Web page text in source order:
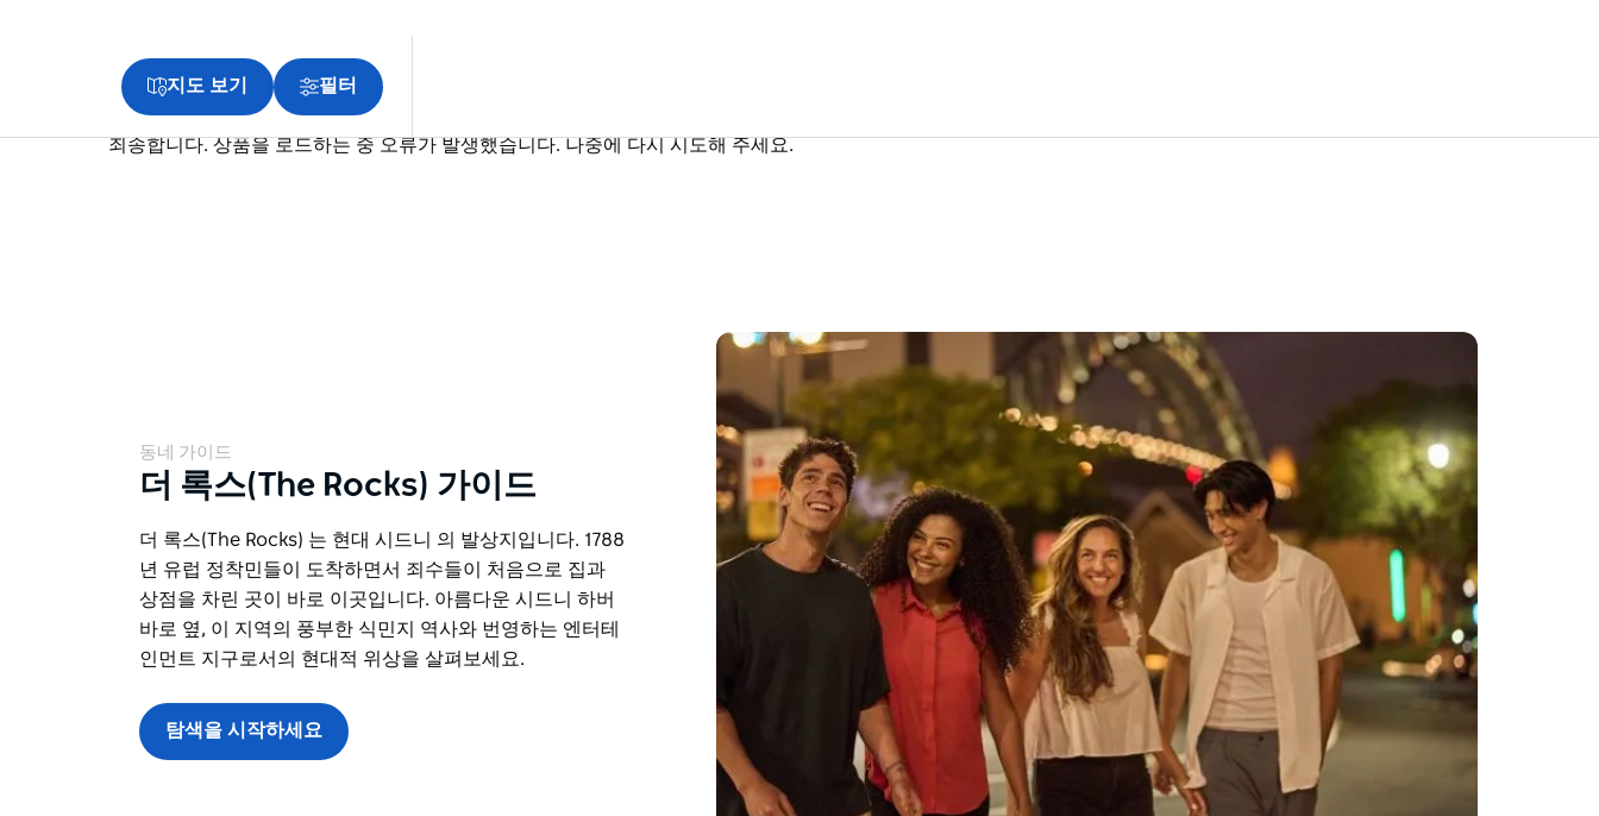
지도 보기 필터
죄송합니다. 상품을 로드하는 중 오류가 발생했습니다. 나중에 다시 시도해 주세요.
동네 가이드
더 록스(The Rocks) 가이드
더 록스(The Rocks) 는 현대 시드니 의 발상지입니다. 1788
년 유럽 정착민들이 도착하면서 죄수들이 처음으로 집과
상점을 차린 곳이 바로 이곳입니다. 아름다운 시드니 하버
바로 옆, 이 지역의 풍부한 식민지 역사와 번영하는 엔터테
인먼트 지구로서의 현대적 위상을 살펴보세요.
탐색을 시작하세요